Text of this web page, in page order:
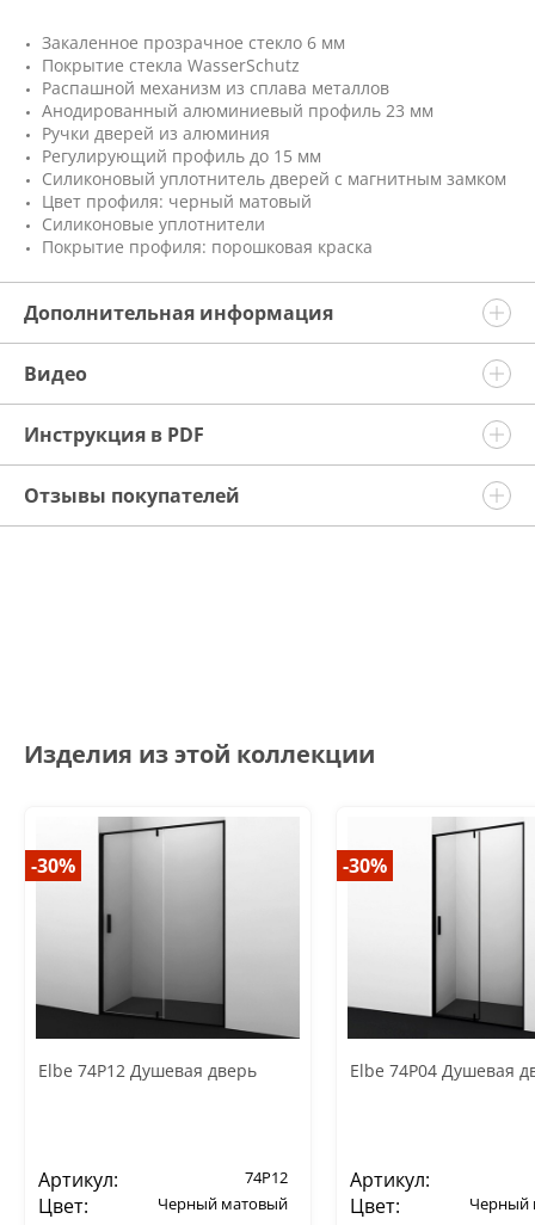
Закаленное прозрачное стекло 6 мм
Покрытие стекла WasserSchutz
Распашной механизм из сплава металлов
Анодированный алюминиевый профиль 23 мм
Ручки дверей из алюминия
Регулирующий профиль до 15 мм
Силиконовый уплотнитель дверей с магнитным замком
Цвет профиля: черный матовый
Силиконовые уплотнители
Покрытие профиля: порошковая краска
Дополнительная информация
Видео
Инструкция в PDF
Отзывы покупателей
Изделия из этой коллекции
-30%
Elbe 74P12 Душевая дверь
Артикул: 74P12
Цвет: Черный матовый
-30%
Elbe 74P04 Душевая
Артикул:
Цвет:
Черный